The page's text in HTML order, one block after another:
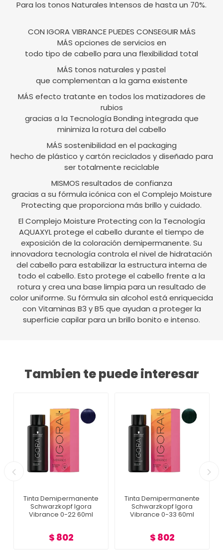
Para los tonos Naturales Intensos de hasta un 70%.
CON IGORA VIBRANCE PUEDES CONSEGUIR MÁS
MÁS opciones de servicios en
todo tipo de cabello para una flexibilidad total
MÁS tonos naturales y pastel
que complementan a la gama existente
MÁS efecto tratante en todos los matizadores de
rubios
gracias a la Tecnología Bonding integrada que
minimiza la rotura del cabello
MÁS sostenibilidad en el packaging
hecho de plástico y cartón reciclados y diseñado para
ser totalmente reciclable
MISMOS resultados de confianza
gracias a su fórmula icónica con el Complejo Moisture
Protecting que proporciona más brillo y cuidado.
El Complejo Moisture Protecting con la Tecnología
AQUAXYL protege el cabello durante el tiempo de
exposición de la coloración demipermanente. Su
innovadora tecnología controla el nivel de hidratación
del cabello para estabilizar la estructura interna de
todo el cabello. Esto protege el cabello frente a la
rotura y crea una base limpia para un resultado de
color uniforme. Su fórmula sin alcohol está enriquecida
con Vitaminas B3 y B5 que ayudan a proteger la
superficie capilar para un brillo bonito e intenso.
Tambien te puede interesar
Tinta Demipermanente
Schwarzkopf Igora
Vibrance 0-22 60ml
$ 802
Tinta Demipermanente
Schwarzkopf Igora
Vibrance 0-33 60ml
$ 802